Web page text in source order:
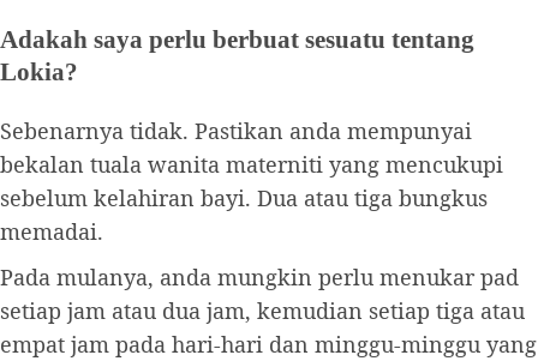
Adakah saya perlu berbuat sesuatu tentang
Lokia?
Sebenarnya tidak. Pastikan anda mempunyai
bekalan tuala wanita materniti yang mencukupi
sebelum kelahiran bayi. Dua atau tiga bungkus
memadai.
Pada mulanya, anda mungkin perlu menukar pad
setiap jam atau dua jam, kemudian setiap tiga atau
empat jam pada hari-hari dan minggu-minggu yang